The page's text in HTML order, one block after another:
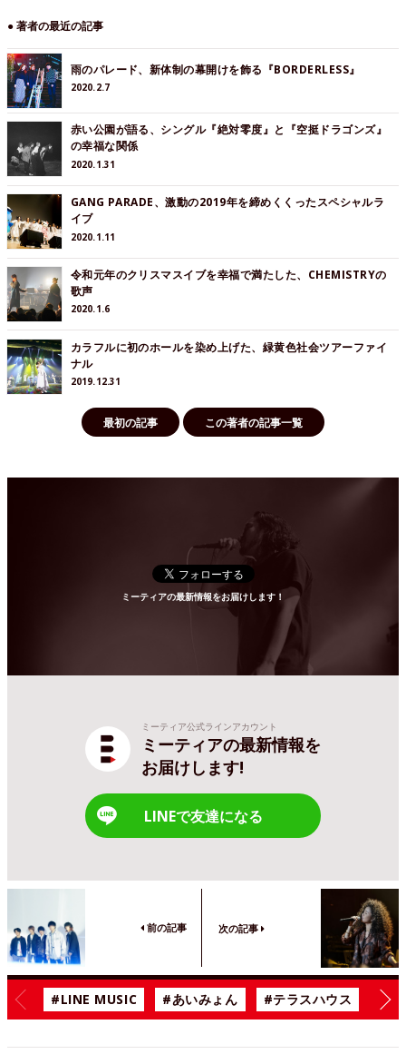
● 著者の最近の記事
雨のパレード、新体制の幕開けを飾る『BORDERLESS』
2020.2.7
赤い公園が語る、シングル『絶対零度』と『空挺ドラゴンズ』
の幸福な関係
2020.1.31
GANG PARADE、激動の2019年を締めくくったスペシャルラ
イブ
2020.1.11
令和元年のクリスマスイブを幸福で満たした、CHEMISTRYの
歌声
2020.1.6
カラフルに初のホールを染め上げた、緑黄色社会ツアーファイ
ナル
2019.12.31
最初の記事 この著者の記事一覧
ミーティアの最新情報をお届けします！
ミーティア公式ラインアカウント
ミーティアの最新情報を
お届けします!
LINEで友達になる
前の記事 次の記事
#LINE MUSIC #あいみょん #テラスハウス #漫